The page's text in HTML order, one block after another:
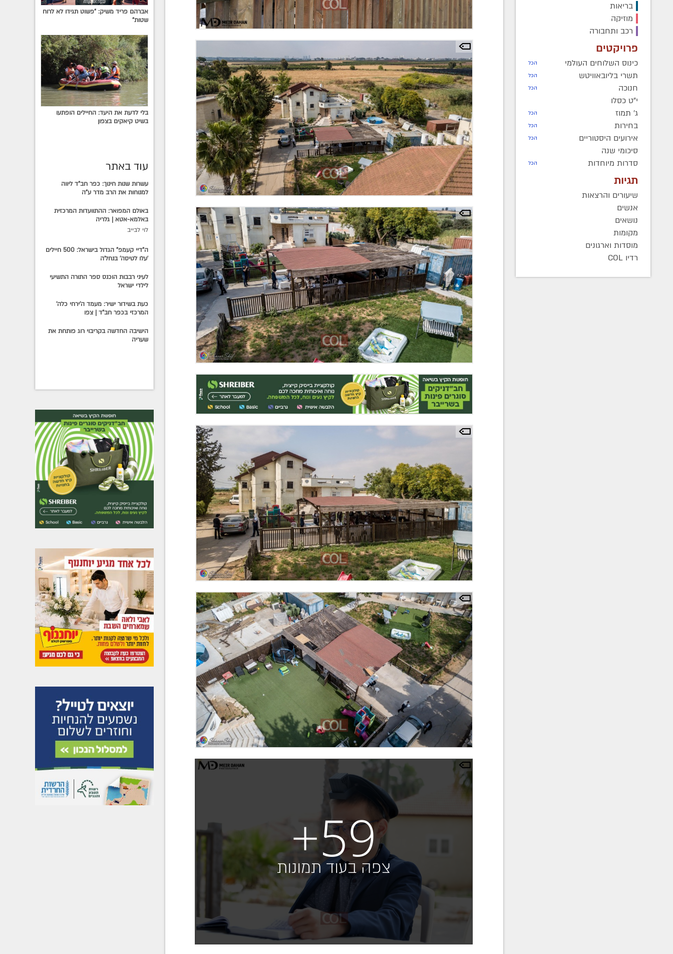
בריאות
מוזיקה
רכב ותחבורה
פרויקטים
כינוס השלוחים העולמי הכל
תשרי בליובאוויטש הכל
חנוכה הכל
י"ט כסלו
ג' תמוז
הכל
בחירות הכל
אירועים היסטוריים הכל
סיכומי שנה
סדרות מיוחדות
הכל
תגיות
שיעורים והרצאות
אנשים
נושאים
מקומות
מוסדות וארגונים
רדיו COL
+59
צפה בעוד תמונות
אברהם פריד משיק: "פשוט תגידו לא לרוח
שטות"
בלי לדעת את היעד: החיילים הופתעו
בשיט קיאקים בצפון
עוד באתר
עשרות שנות חינוך: כפר חב"ד ליווה
למנוחות את הרב מדר ע"ה
באולם המפואר: ההתוועדות המרכזית
באלמא-אטא | גלריה
לוי לבייב
ה"דיי קעמפ" הגדול בישראל: 500 חיילים
'עלו לטיסה' בנחל'ה
לעיני רבבות הוכנס ספר התורה התשיעי
לילדי ישראל
כעת בשידור ישיר: מעמד ה'ירחי כלה'
המרכזי בכפר חב"ד | צפו
הישיבה החדשה בקריבוי רוג פותחת את
שעריה